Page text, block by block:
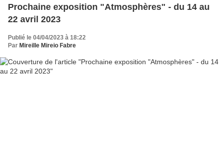
Prochaine exposition "Atmosphères" - du 14 au
22 avril 2023
Publié le 04/04/2023 à 18:22
Par Mireille Mireio Fabre